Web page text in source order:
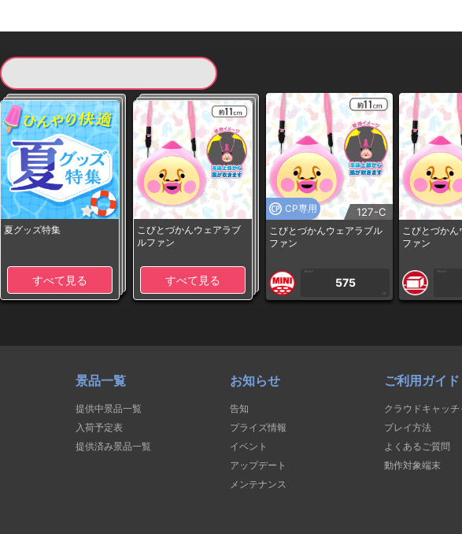
夏グッズ特集
すべて見る
こびとづかんウェアラブ
ルファン
すべて見る
CP専用 127-C
こびとづかんウェアラブル
ファン
1PLAY
575
CP
こびとづか
ファン
1PLAY
景品一覧
提供中景品一覧
入荷予定表
提供済み景品一覧
お知らせ
告知
プライズ情報
イベント
アップデート
メンテナンス
ご利用ガイド
クラウドキャッチ
プレイ方法
よくあるご質問
動作対象端末